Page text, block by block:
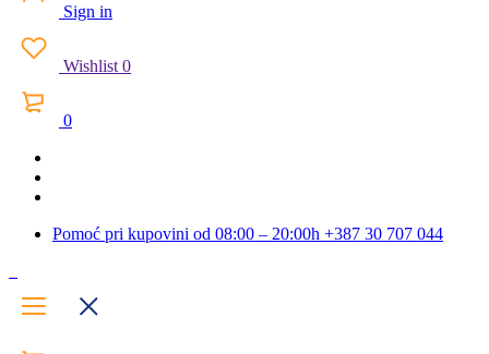
Sign in
Wishlist 0
0
Pomoć pri kupovini od 08:00 – 20:00h +387 30 707 044